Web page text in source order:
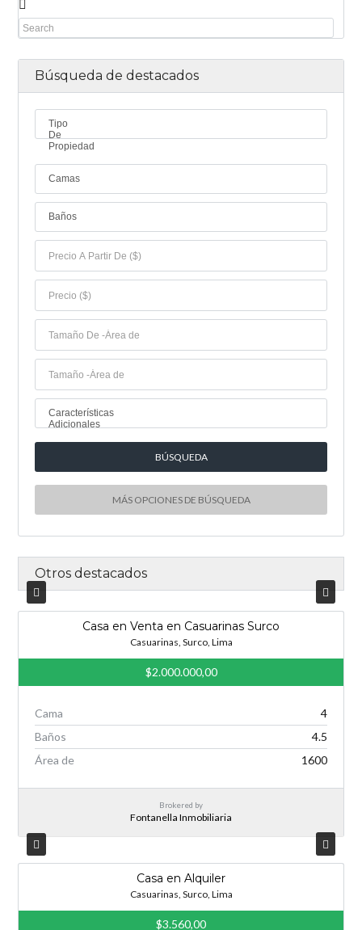
Búsqueda de destacados
Tipo
De
Propiedad
Camas
Baños
Características
Adicionales
MÁS OPCIONES DE BÚSQUEDA
Otros destacados
Casa en Venta en Casuarinas Surco
Casuarinas, Surco, Lima
$2.000.000,00
Cama
4
Baños
4.5
Área de
1600
Brokered by
Fontanella Inmobiliaria
Casa en Alquiler
Casuarinas, Surco, Lima
$3.560,00